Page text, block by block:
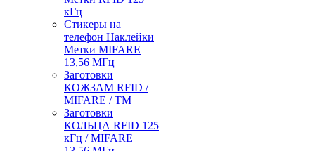
кГц
Стикеры на
телефон Наклейки
Метки MIFARE
13,56 МГц
Заготовки
КОЖЗАМ RFID /
MIFARE / TM
Заготовки
КОЛЬЦА RFID 125
кГц / MIFARE